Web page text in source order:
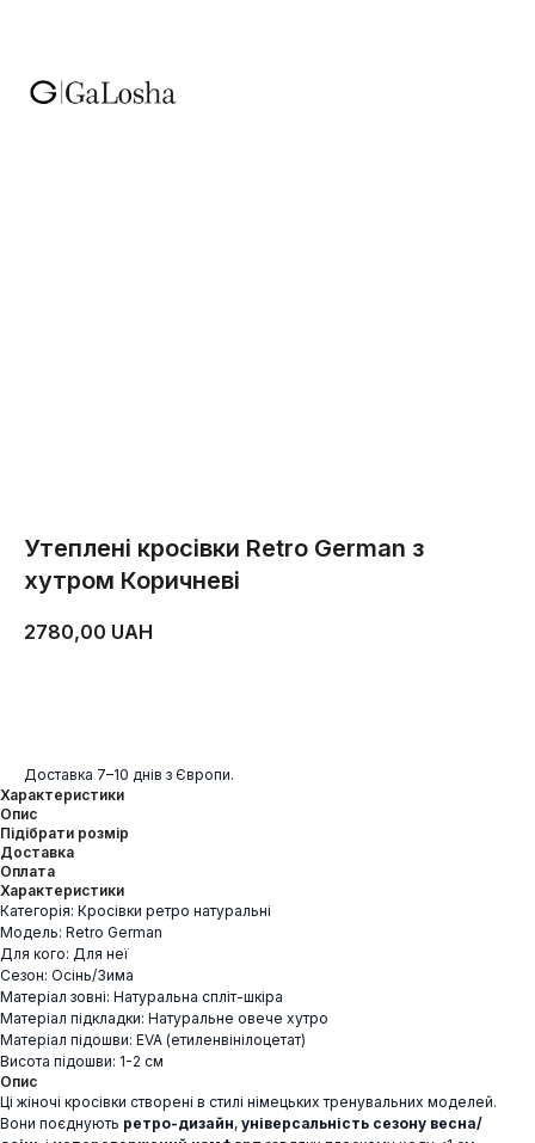
Утеплені кросівки Retro German з
хутром Коричневі
2780,00 UAH
Доставка 7–10 днів з Європи.
Характеристики
Опис
Підібрати розмір
Доставка
Оплата
Характеристики
Категорія: Кросівки ретро натуральні
Модель: Retro German
Для кого: Для неї
Сезон: Осінь/Зима
Матеріал зовні: Натуральна спліт-шкіра
Матеріал підкладки: Натуральне овече хутро
Матеріал підошви: EVA (етиленвінілоцетат)
Висота підошви: 1-2 см
Опис
Ці жіночі кросівки створені в стилі німецьких тренувальних моделей.
Вони поєднують ретро-дизайн, універсальність сезону весна/